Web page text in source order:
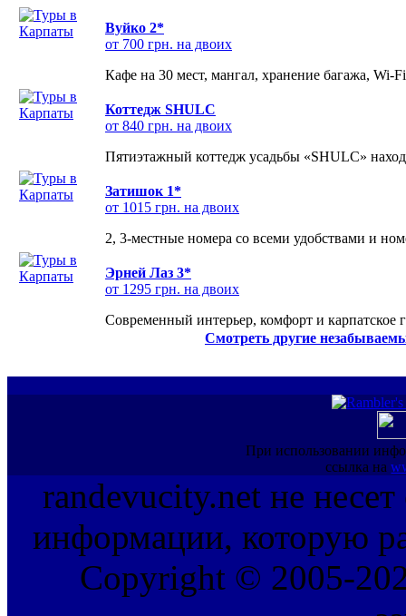
Вуйко 2*
от 700 грн. на двоих
Кафе на 30 мест, мангал, хранение багажа, Wi-
Коттедж SHULC
от 840 грн. на двоих
Пятиэтажный коттедж усадьбы «SHULC»
Затишок 1*
от 1015 грн. на двоих
2, 3-местные номера со всеми удобствами и
Эрней Лаз 3*
от 1295 грн. на двоих
Современный интерьер, комфорт и карпатское
Смотреть другие
При использовании
ссылка на
randevucity.net не несет
информации, которую
Copyright © 2005-